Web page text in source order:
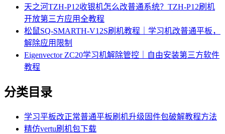
天之河TZH-P12收银机怎么改普通系统？TZH-P12刷机
开放第三方应用全教程
松鼠SQ-SMARTH-V12S刷机教程｜学习机改普通平板，
解除应用限制
Eigenvector ZC20学习机解除管控｜自由安装第三方软件
教程
分类目录
学习平板改正常普通平板刷机升级固件包破解教程方法
精仿vertu刷机包下载